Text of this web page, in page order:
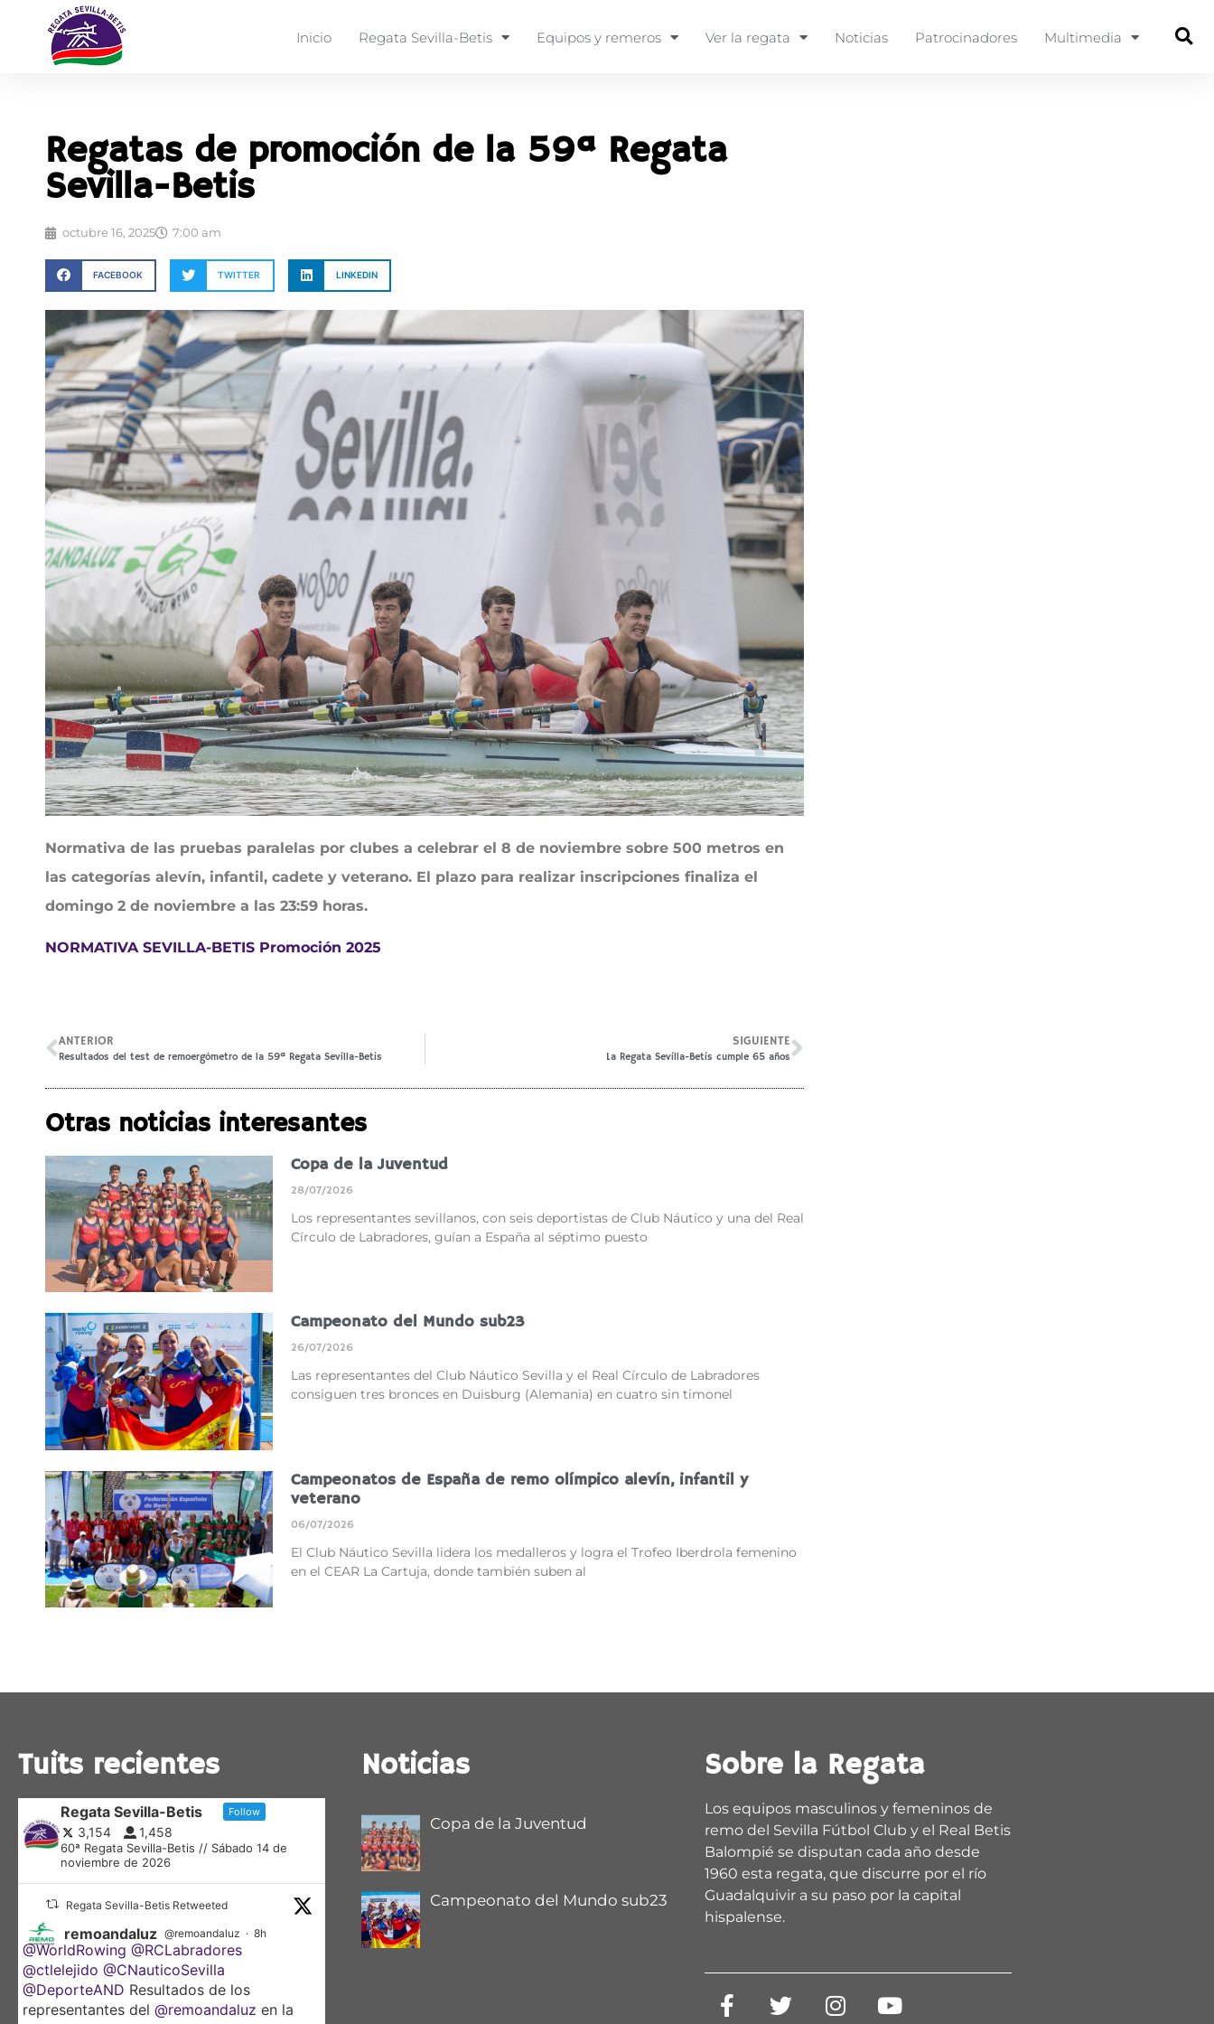
Inicio Regata Sevilla-Betis Equipos y remeros Ver la regata Noticias Patrocinadores Multimedia
Regatas de promoción de la 59ª Regata
Sevilla-Betis
octubre 16, 2025 7:00 am
FACEBOOK TWITTER LINKEDIN
Normativa de las pruebas paralelas por clubes a celebrar el 8 de noviembre sobre 500 metros en
las categorías alevín, infantil, cadete y veterano. El plazo para realizar inscripciones finaliza el
domingo 2 de noviembre a las 23:59 horas.
NORMATIVA SEVILLA-BETIS Promoción 2025
ANTERIOR
Resultados del test de remoergómetro de la 59ª Regata Sevilla-Betis
SIGUIENTE
La Regata Sevilla-Betis cumple 65 años
Otras noticias interesantes
Copa de la Juventud
28/07/2026
Los representantes sevillanos, con seis deportistas de Club Náutico y una del Real
Círculo de Labradores, guían a España al séptimo puesto
Campeonato del Mundo sub23
26/07/2026
Las representantes del Club Náutico Sevilla y el Real Círculo de Labradores
consiguen tres bronces en Duisburg (Alemania) en cuatro sin timonel
Campeonatos de España de remo olímpico alevín, infantil y
veterano
06/07/2026
El Club Náutico Sevilla lidera los medalleros y logra el Trofeo Iberdrola femenino
en el CEAR La Cartuja, donde también suben al
Tuits recientes
Regata Sevilla-Betis Follow
3,154 1,458
60ª Regata Sevilla-Betis // Sábado 14 de
noviembre de 2026
Regata Sevilla-Betis Retweeted
remoandaluz @remoandaluz · 8h
@WorldRowing @RCLabradores
@ctlelejido @CNauticoSevilla
@DeporteAND Resultados de los
representantes del @remoandaluz en la
Noticias
Copa de la Juventud
Campeonato del Mundo sub23
Sobre la Regata
Los equipos masculinos y femeninos de
remo del Sevilla Fútbol Club y el Real Betis
Balompié se disputan cada año desde
1960 esta regata, que discurre por el río
Guadalquivir a su paso por la capital
hispalense.